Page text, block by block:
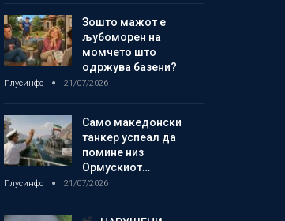
Зошто мажот е
љубоморен на
момчето што
одржува базени?
Плусинфо 21/07/2026
Само македонски
танкер успеал да
помине низ
Ормускиот…
Плусинфо 21/07/2026